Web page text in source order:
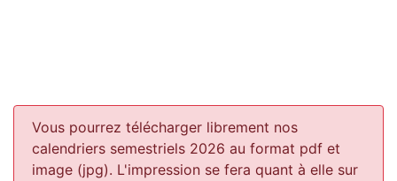
Vous pourrez télécharger librement nos
calendriers semestriels 2026 au format pdf et
image (jpg). L'impression se fera quant à elle sur